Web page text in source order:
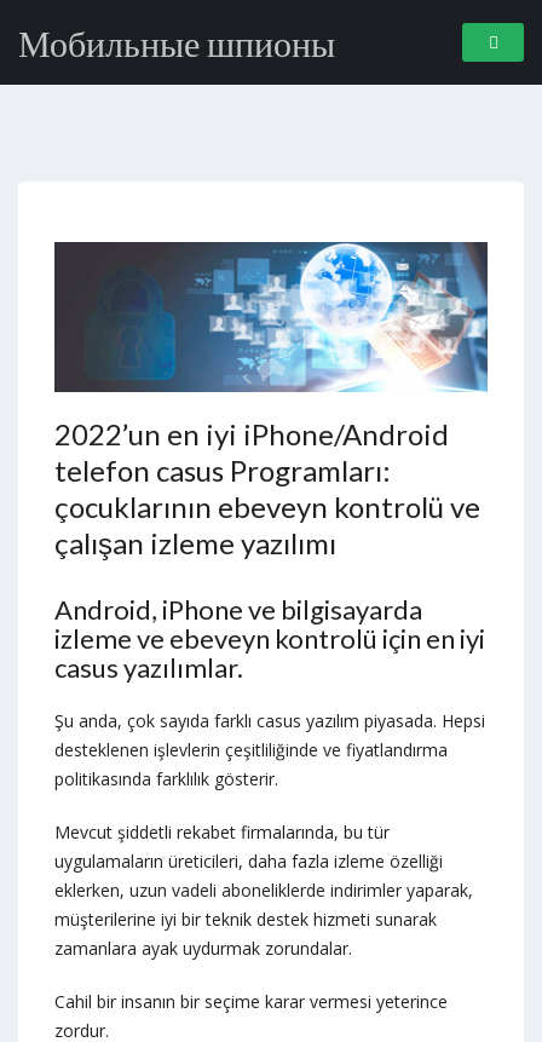
Мобильные шпионы
2022’un en iyi iPhone/Android
telefon casus Programları:
çocuklarının ebeveyn kontrolü ve
çalışan izleme yazılımı
Android, iPhone ve bilgisayarda
izleme ve ebeveyn kontrolü için en iyi
casus yazılımlar.
Şu anda, çok sayıda farklı casus yazılım piyasada. Hepsi
desteklenen işlevlerin çeşitliliğinde ve fiyatlandırma
politikasında farklılık gösterir.
Mevcut şiddetli rekabet firmalarında, bu tür
uygulamaların üreticileri, daha fazla izleme özelliği
eklerken, uzun vadeli aboneliklerde indirimler yaparak,
müşterilerine iyi bir teknik destek hizmeti sunarak
zamanlara ayak uydurmak zorundalar.
Cahil bir insanın bir seçime karar vermesi yeterince
zordur.